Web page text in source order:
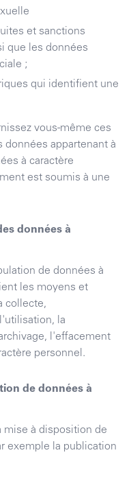
et sanctions
que les données
;
qui identifient une
vous-même ces
appartenant à
à caractère
est soumis à une
données à
de données à
les moyens et
collecte,
la
l'effacement
personnel.
de données à
mise à disposition de
exemple la publication